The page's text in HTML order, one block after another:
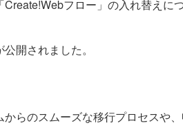
フロー」の入れ替えにつ
開されました。
らのスムーズな移行プロセスや